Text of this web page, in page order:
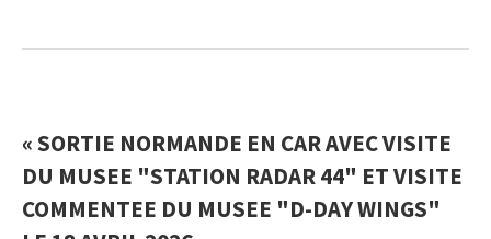
« SORTIE NORMANDE EN CAR AVEC VISITE
DU MUSEE "STATION RADAR 44" ET VISITE
COMMENTEE DU MUSEE "D-DAY WINGS"